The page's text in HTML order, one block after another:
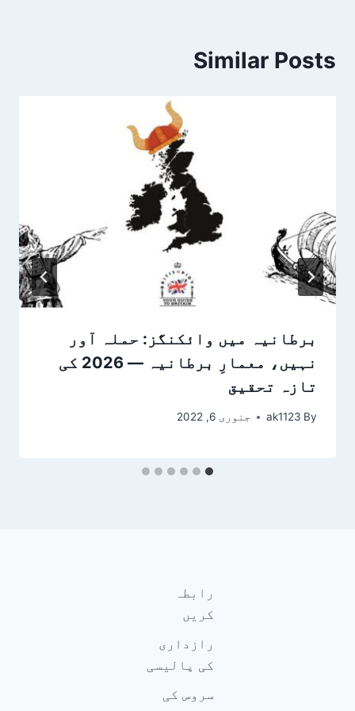
Similar Posts
برطانیہ میں وائکنگز: حملہ آور
نہیں، معمارِ برطانیہ — 2026 کی
تازہ تحقیق
By
ak1123 جنوری 6, 2022
رابطہ
کریں
رازداری
کی پالیسی
سروس کی